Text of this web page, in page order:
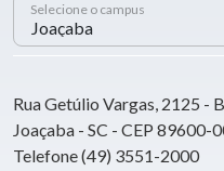
Selecione o campus
Rua Getúlio Vargas, 2125 -
Joaçaba - SC - CEP 89600-
Telefone (49) 3551-2000